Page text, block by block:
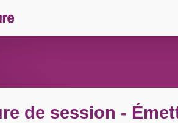
de session -